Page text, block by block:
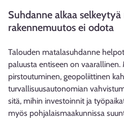
Suhdanne alkaa
rakennemuutos ei odota
Talouden matalasuhdanne
paluusta entiseen on vaarallinen.
pirstoutuminen, geopoliittinen
turvallisuusautonomian
sitä, mihin investoinnit ja
myös pohjalaismaakunnissa